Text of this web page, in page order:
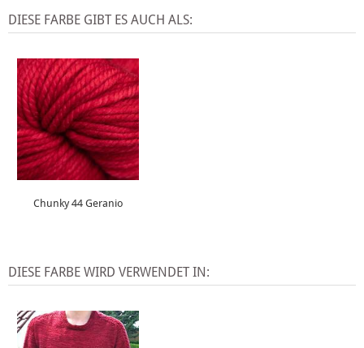
DIESE FARBE GIBT ES AUCH ALS:
Chunky 44 Geranio
DIESE FARBE WIRD VERWENDET IN: